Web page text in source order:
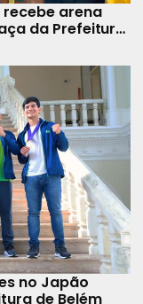
arena
da Prefeitura
no Japão
de Belém